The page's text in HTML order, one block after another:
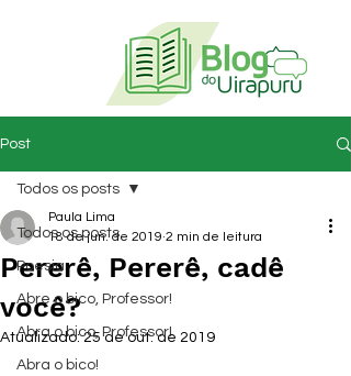
Post
Todos os posts
Poesia
Abre o bico, Professor!
Abra o bico, Professor!
Abra o bico!
Todos os posts
Pererê, Pererê, cadê
você?
Paula Lima
18 de jun. de 2019 2 min de leitura
Atualizado:25 de out. de 2019